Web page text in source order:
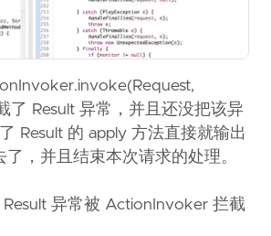
了 Result 异常，并且还没把该异
Result 的 apply 方法直接就输出
了，并且结束本次请求的处理。
异常被 ActionInvoker 拦截